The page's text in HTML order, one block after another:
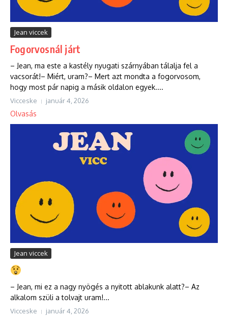
Jean viccek
Fogorvosnál járt
– Jean, ma este a kastély nyugati szárnyában tálalja fel a
vacsorát!– Miért, uram?– Mert azt mondta a fogorvosom,
hogy most pár napig a másik oldalon egyek....
Vicceske január 4, 2026
Olvasás
Jean viccek
– Jean, mi ez a nagy nyögés a nyitott ablakunk alatt?– Az
alkalom szüli a tolvajt uram!...
Vicceske január 4, 2026